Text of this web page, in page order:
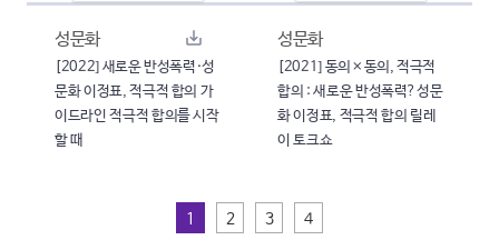
성문화
[2022] 새로운 반성폭력·성
문화 이정표, 적극적 합의 가
이드라인 적극적 합의를 시작
할 때
성문화
[2021] 동의×동의, 적극적
합의 : 새로운 반성폭력?성문
화 이정표, 적극적 합의 릴레
이 토크쇼
1 2 3 4